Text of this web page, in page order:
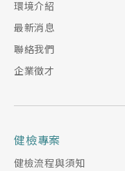
環境介紹
最新消息
聯絡我們
企業徵才
健檢專案
健檢流程與須知